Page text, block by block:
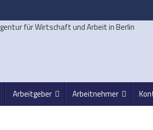
Arbeitgeber Arbeitnehmer